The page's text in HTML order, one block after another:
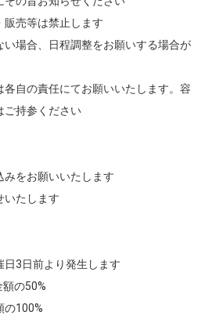
販売等は禁止します
い場合、日程調整をお願いする場合が
各自の責任にてお願いいたします。容
ご持参ください
をお願いいたします
いたします
日3日前より発生します
の50%
100%